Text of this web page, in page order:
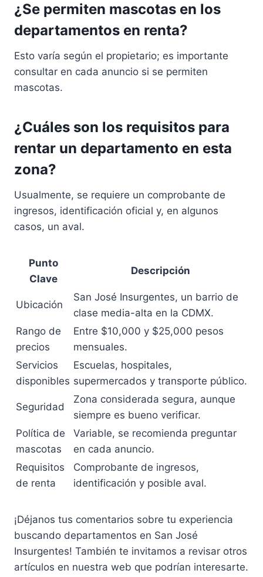
¿Se permiten mascotas en los
departamentos en renta?
Esto varía según el propietario; es importante
consultar en cada anuncio si se permiten
mascotas.
¿Cuáles son los requisitos para
rentar un departamento en esta
zona?
Usualmente, se requiere un comprobante de
ingresos, identificación oficial y, en algunos
casos, un aval.
Punto
Clave
Descripción
Ubicación
San José Insurgentes, un barrio de
clase media-alta en la CDMX.
Rango de
precios
Entre $10,000 y $25,000 pesos
mensuales.
Servicios
disponibles
Escuelas, hospitales,
supermercados y transporte público.
Seguridad
Zona considerada segura, aunque
siempre es bueno verificar.
Política de
mascotas
Variable, se recomienda preguntar
en cada anuncio.
Requisitos
de renta
Comprobante de ingresos,
identificación y posible aval.
¡Déjanos tus comentarios sobre tu experiencia
buscando departamentos en San José
Insurgentes! También te invitamos a revisar otros
artículos en nuestra web que podrían interesarte.